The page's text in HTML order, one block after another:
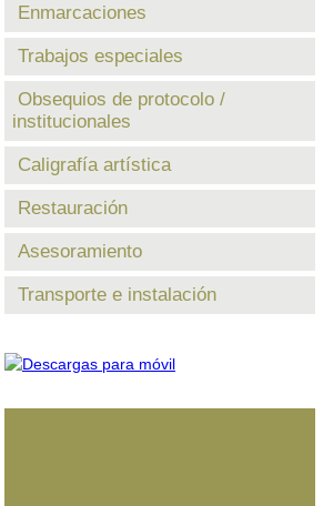
Enmarcaciones
Trabajos especiales
Obsequios de protocolo /
institucionales
Caligrafía artística
Restauración
Asesoramiento
Transporte e instalación